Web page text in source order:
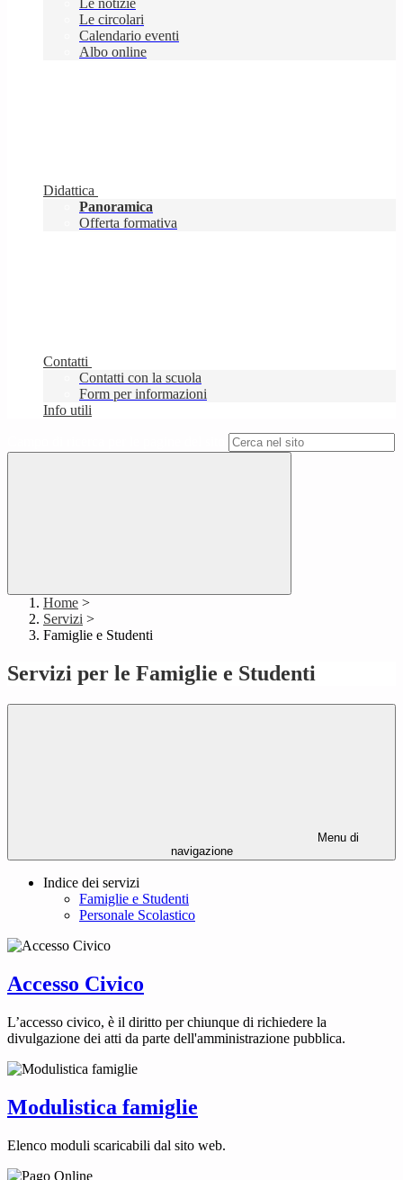
Le notizie
Le circolari
Calendario eventi
Albo online
Didattica
Panoramica
Offerta formativa
Contatti
Contatti con la scuola
Form per informazioni
Info utili
Home >
Servizi >
Famiglie e Studenti
Servizi per le Famiglie e Studenti
Menu di
navigazione
Indice dei servizi
Famiglie e Studenti
Personale Scolastico
Accesso Civico
L’accesso civico, è il diritto per chiunque di richiedere la
divulgazione dei atti da parte dell'amministrazione pubblica.
Modulistica famiglie
Elenco moduli scaricabili dal sito web.